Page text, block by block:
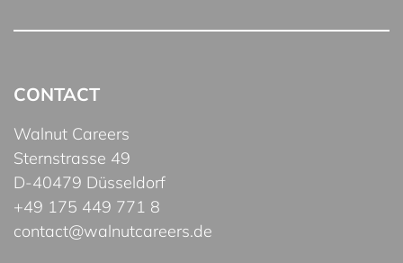
CONTACT
Walnut Careers
Sternstrasse 49
D-40479 Düsseldorf
+49 175 449 771 8
contact@walnutcareers.de